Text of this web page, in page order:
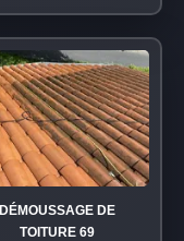
DÉMOUSSAGE DE
TOITURE 69